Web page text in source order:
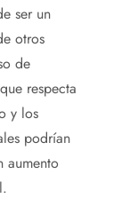
ser un
otros
de
respecta
y los
podrían
aumento